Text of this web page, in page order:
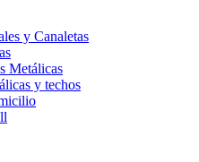
y Canaletas
Metálicas
y techos